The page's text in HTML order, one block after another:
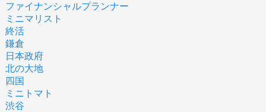
ファイナンシャルプランナー
ミニマリスト
終活
鎌倉
日本政府
北の大地
四国
ミニトマト
渋谷